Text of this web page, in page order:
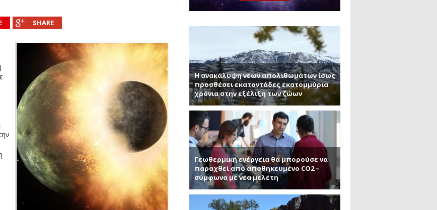
Παντελή Μπάμπουλη για τα ενδιαφέροντα τεχνητά υλικά, γερμανένιο και πυριτένιο (Μέρος
με τον Ερωτόκριτο Κατσαβουνίδη, διευθυντή έρευνας στο ΜΙΤ)
με απλά λόγια μας μαθαίνει το χαλαρόνιο και τη σχέση του με την σκοτεινή ύλη
SHARE
Η ανακάλυψη νέων απολιθωμάτων ίσως
προσθέσει εκατοντάδες εκατομμύρια
χρόνια στην εξέλιξη των ζώων
Γεωθερμική ενέργεια θα μπορούσε να
παραχθεί από αποθηκευμένο CO2 –
σύμφωνα με νέα μελέτη